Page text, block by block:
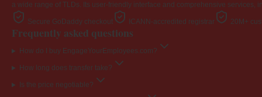
a wide range of TLDs. Its user-friendly interface and comprehensive
Secure GoDaddy checkout ICANN-accredited registrar 20M+
Frequently asked questions
How do I buy EngageYourEmployees.com?
How long does transfer take?
Is the price negotiable?